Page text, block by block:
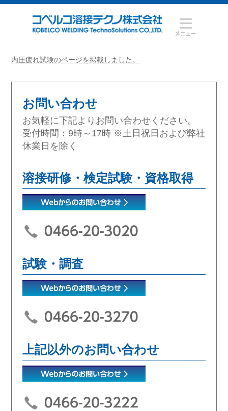
内圧疲れ試験のページを掲載しました。
お問い合わせ
お気軽に下記よりお問い合わせください。
受付時間：9時～17時 ※土日祝日および弊社
休業日を除く
溶接研修・検定試験・資格取得
試験・調査
上記以外のお問い合わせ